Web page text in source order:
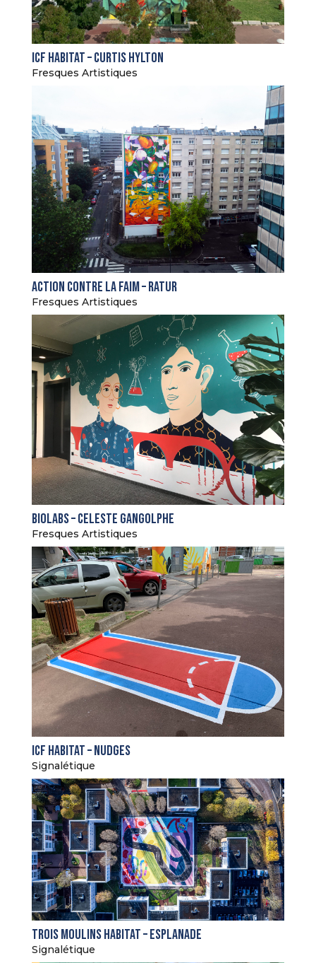
ICF Habitat – Curtis Hylton
Fresques Artistiques
Action Contre La Faim – Ratur
Fresques Artistiques
Biolabs – Celeste Gangolphe
Fresques Artistiques
ICF Habitat – Nudges
Signalétique
Trois Moulins Habitat – Esplanade
Signalétique